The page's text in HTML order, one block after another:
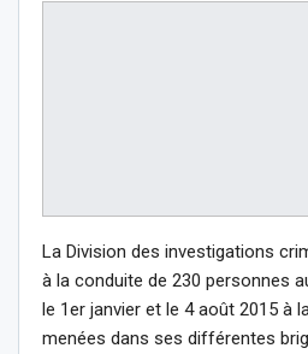
La Division des investigations
à la conduite de 230 personnes
le 1er janvier et le 4 août 2015 à
menées dans ses différentes